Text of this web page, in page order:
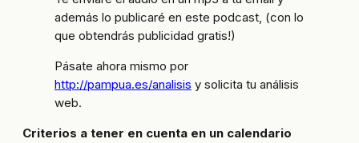
además lo publicaré en este podcast, (con lo
que obtendrás publicidad gratis!)
Pásate ahora mismo por
http://pampua.es/analisis y solicita tu análisis
web.
Criterios a tener en cuenta en un calendario